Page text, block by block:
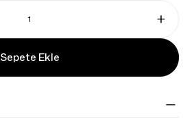
Sepete Ekle